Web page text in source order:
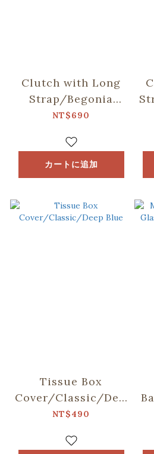
Clutch with Long
Strap/Begonia
Glass Pattern
Blue
NT$690
カートに追加
Tissue Box
Cover/Classic/Deep
Blue
NT$490